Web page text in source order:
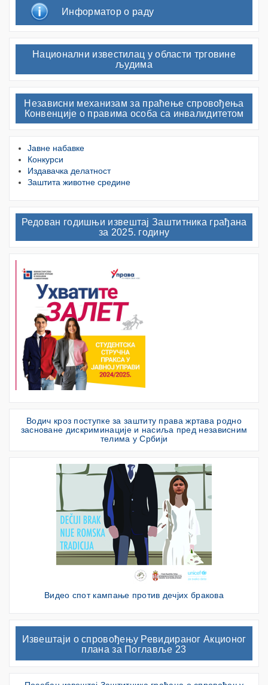
Информатор о раду
Национални известилац у области трговине
људима
Независни механизам за праћење спровођења
Конвенције о правима особа са инвалидитетом
Јавне набавке
Конкурси
Издавачка делатност
Заштита животне средине
Редован годишњи извештај Заштитника грађана
за 2025. годину
Водич кроз поступке за заштиту права жртава родно
засноване дискриминације и насиља пред независним
телима у Србији
Видео спот кампање против дечјих бракова
Извештаји о спровођењу Ревидираног Акционог
плана за Поглавље 23